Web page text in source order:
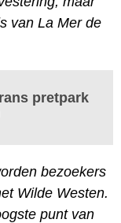
van La Mer de
pretpark
bezoekers
Wilde Westen.
punt van